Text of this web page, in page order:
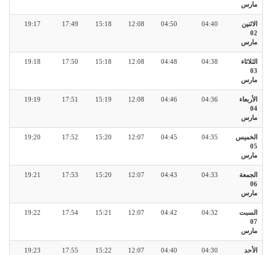
مارس
الاثنين
02
مارس
04:40
04:50
12:08
15:18
17:49
19:17
الثلاثاء
03
مارس
04:38
04:48
12:08
15:18
17:50
19:18
الأربعاء
04
مارس
04:36
04:46
12:08
15:19
17:51
19:19
الخميس
05
مارس
04:35
04:45
12:07
15:20
17:52
19:20
الجمعة
06
مارس
04:33
04:43
12:07
15:20
17:53
19:21
السبت
07
مارس
04:32
04:42
12:07
15:21
17:54
19:22
الأحد
04:30
04:40
12:07
15:22
17:55
19:23